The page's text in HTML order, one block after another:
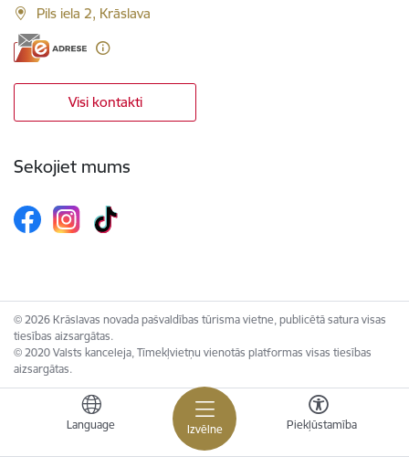
Izvēlne
Language Piekļūstamība
Pils iela 2, Krāslava
Visi kontakti
Sekojiet mums
© 2026 Krāslavas novada pašvaldības tūrisma vietne, publicētā satura visas
tiesības aizsargātas.
© 2020 Valsts kanceleja, Tīmekļvietņu vienotās platformas visas tiesības
aizsargātas.